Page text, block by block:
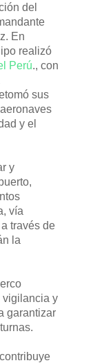
del
En
realizó
Perú., con
sus
y el
y
vía
través de
la
vigilancia y
garantizar
contribuye